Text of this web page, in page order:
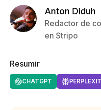
Anton Diduh
Redactor de
en Stripo
Resumir
CHATGPT